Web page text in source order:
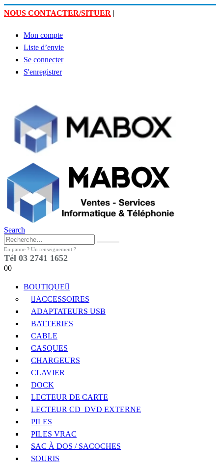
NOUS CONTACTER/SITUER |
Mon compte
Liste d’envie
Se connecter
S'enregistrer
Search
En panne ? Un renseignement ?
Tél 03 2741 1652
00
BOUTIQUE
ACCESSOIRES
ADAPTATEURS USB
BATTERIES
CABLE
CASQUES
CHARGEURS
CLAVIER
DOCK
LECTEUR DE CARTE
LECTEUR CD_DVD EXTERNE
PILES
PILES VRAC
SAC À DOS / SACOCHES
SOURIS